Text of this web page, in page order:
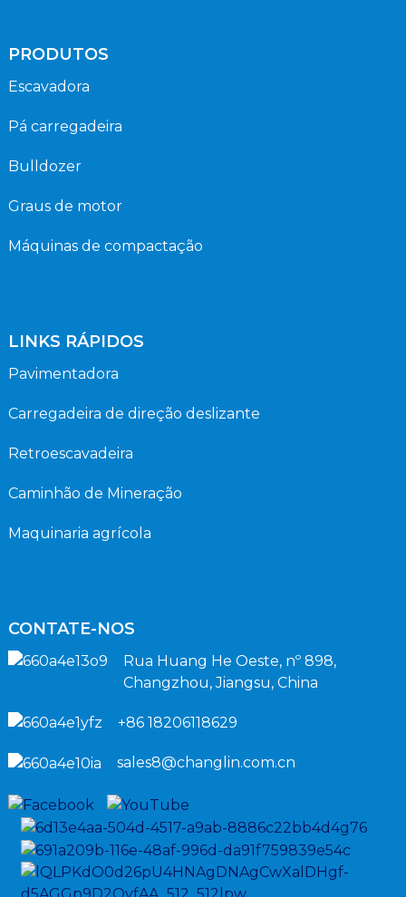
PRODUTOS
Escavadora
Pá carregadeira
Bulldozer
Graus de motor
Máquinas de compactação
LINKS RÁPIDOS
Pavimentadora
Carregadeira de direção deslizante
Retroescavadeira
Caminhão de Mineração
Maquinaria agrícola
CONTATE-NOS
Rua Huang He Oeste, nº 898,
Changzhou, Jiangsu, China
+86 18206118629
sales8@changlin.com.cn